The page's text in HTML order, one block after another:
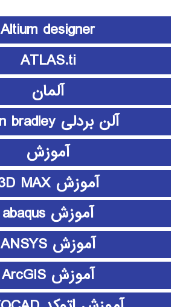
Altium designer
ATLAS.ti
آلمان
آلن بردلی Allen bradley
آموزش
آموزش 3D MAX
آموزش abaqus
آموزش ANSYS
آموزش ArcGIS